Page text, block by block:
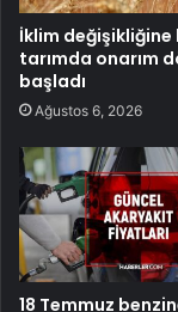
İklim değişikliğine
tarımda onarım
başladı
Ağustos 6, 2026
18 Temmuz